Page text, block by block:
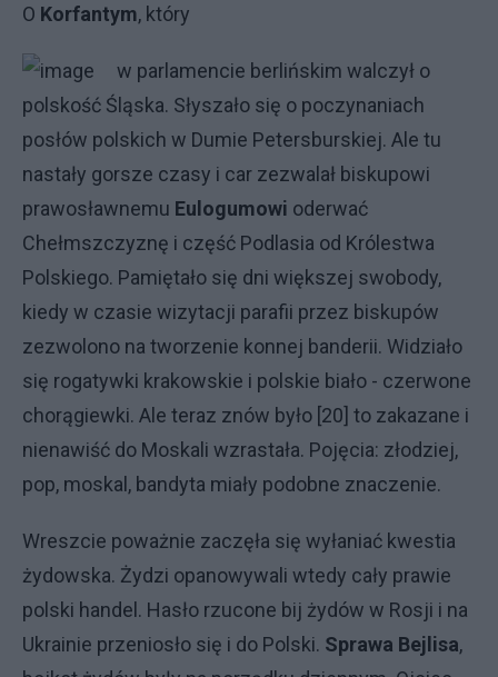
O Korfantym, który
w parlamencie berlińskim walczył o
polskość Śląska. Słyszało się o poczynaniach
posłów polskich w Dumie Petersburskiej. Ale tu
nastały gorsze czasy i car zezwalał biskupowi
prawosławnemu Eulogumowi oderwać
Chełmszczyznę i część Podlasia od Królestwa
Polskiego. Pamiętało się dni większej swobody,
kiedy w czasie wizytacji parafii przez biskupów
zezwolono na tworzenie konnej banderii. Widziało
się rogatywki krakowskie i polskie biało - czerwone
chorągiewki. Ale teraz znów było [20] to zakazane i
nienawiść do Moskali wzrastała. Pojęcia: złodziej,
pop, moskal, bandyta miały podobne znaczenie.
Wreszcie poważnie zaczęła się wyłaniać kwestia
żydowska. Żydzi opanowywali wtedy cały prawie
polski handel. Hasło rzucone bij żydów w Rosji i na
Ukrainie przeniosło się i do Polski. Sprawa Bejlisa,